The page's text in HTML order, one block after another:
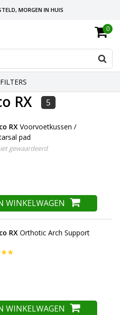
MORGEN IN HUIS
& RUILEN
0
FILTERS
RX 5
RX Voorvoetkussen /
pad
gewaardeerd
WINKELWAGEN
RX Orthotic Arch Support
WINKELWAGEN